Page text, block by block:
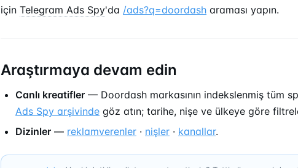
için Telegram Ads Spy'da /ads?q=doordash araması yapın.
Araştırmaya devam edin
Canlı kreatifler — Doordash markasının indekslenmiş tüm
Ads Spy arşivinde göz atın; tarihe, nişe ve ülkeye göre
Dizinler — reklamverenler · nişler · kanallar.